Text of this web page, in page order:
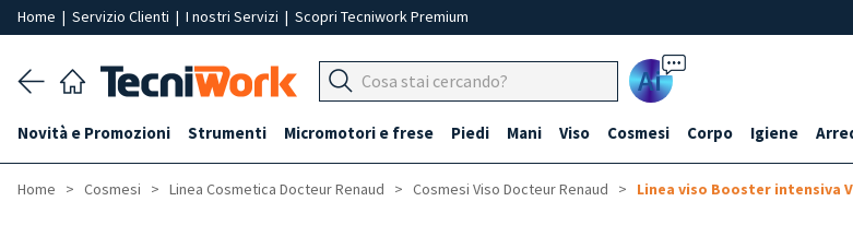
Home | Servizio Clienti | I nostri Servizi | Scopri Tecniwork Premium
Ai
Novità e Promozioni Strumenti Micromotori e frese Piedi Mani Viso Cosmesi Corpo Igiene
Home Cosmesi Linea Cosmetica Docteur Renaud Cosmesi Viso Docteur Renaud Linea viso Booster intensiva